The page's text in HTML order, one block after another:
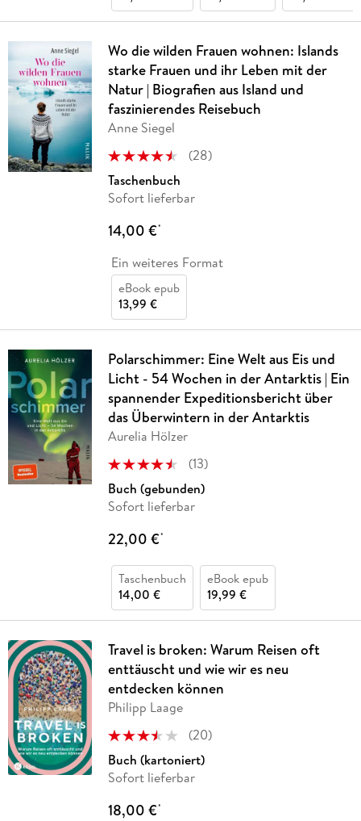
Wo die wilden Frauen wohnen: Islands
starke Frauen und ihr Leben mit der
Natur | Biografien aus Island und
faszinierendes Reisebuch
Anne Siegel
(28)
Taschenbuch
Sofort lieferbar
14,00 €*
Ein weiteres Format
eBook epub
13,99 €
Polarschimmer: Eine Welt aus Eis und
Licht - 54 Wochen in der Antarktis | Ein
spannender Expeditionsbericht über
das Überwintern in der Antarktis
Aurelia Hölzer
(13)
Buch (gebunden)
Sofort lieferbar
22,00 €*
Taschenbuch
14,00 €
eBook epub
19,99 €
Travel is broken: Warum Reisen oft
enttäuscht und wie wir es neu
entdecken können
Philipp Laage
(20)
Buch (kartoniert)
Sofort lieferbar
18,00 €*